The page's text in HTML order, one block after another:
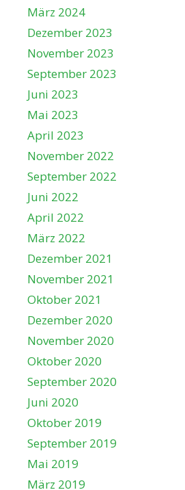
März 2024
Dezember 2023
November 2023
September 2023
Juni 2023
Mai 2023
April 2023
November 2022
September 2022
Juni 2022
April 2022
März 2022
Dezember 2021
November 2021
Oktober 2021
Dezember 2020
November 2020
Oktober 2020
September 2020
Juni 2020
Oktober 2019
September 2019
Mai 2019
März 2019